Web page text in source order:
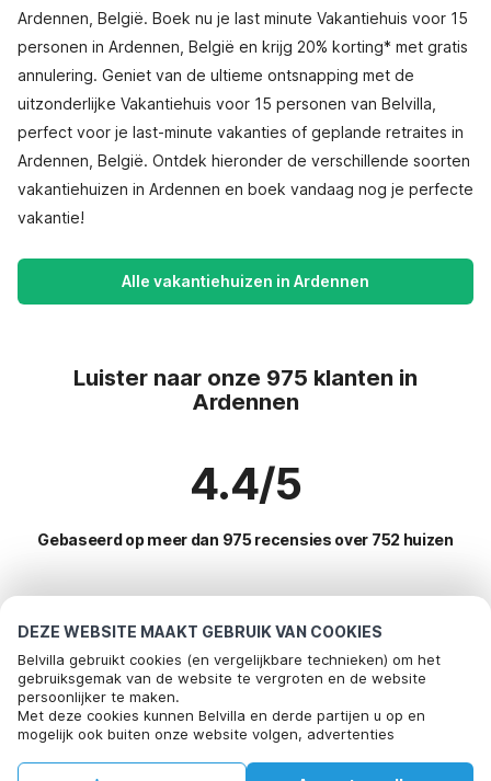
DEZE WEBSITE MAAKT GEBRUIK VAN COOKIES
Belvilla gebruikt cookies (en vergelijkbare technieken) om het
gebruiksgemak van de website te vergroten en de website
persoonlijker te maken.
Met deze cookies kunnen Belvilla en derde partijen u op en
mogelijk ook buiten onze website volgen, advertenties
social media.
Ardennen, België. Boek nu je last minute Vakantiehuis voor 15
personen in Ardennen, België en krijg 20% korting* met gratis
annulering. Geniet van de ultieme ontsnapping met de
uitzonderlijke Vakantiehuis voor 15 personen van Belvilla,
perfect voor je last-minute vakanties of geplande retraites in
Ardennen, België. Ontdek hieronder de verschillende soorten
vakantiehuizen in Ardennen en boek vandaag nog je perfecte
vakantie!
Alle vakantiehuizen in Ardennen
Luister naar onze 975 klanten in
Ardennen
4.4/5
Gebaseerd op meer dan 975 recensies over 752 huizen
Meest populaire bestemmingen voor
vakantie
Populaire voorzieningen voor vakantie in Ardennen
Vakantiehuis met tuin
Kindvriendelijke vakantiehuizen
Top regio's met top voorzieningen voor vakantie
Bel om te boeken